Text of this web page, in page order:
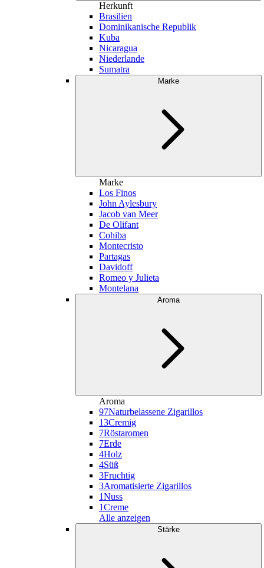
Herkunft
Brasilien
Dominikanische Republik
Kuba
Nicaragua
Niederlande
Sumatra
Marke
Marke
Los Finos
John Aylesbury
Jacob van Meer
De Olifant
Cohiba
Montecristo
Partagas
Davidoff
Romeo y Julieta
Montelana
Aroma
Aroma
97Naturbelassene Zigarillos
13Cremig
7Röstaromen
7Erde
4Holz
4Süß
3Fruchtig
3Aromatisierte Zigarillos
1Nuss
1Creme
Alle anzeigen
Stärke